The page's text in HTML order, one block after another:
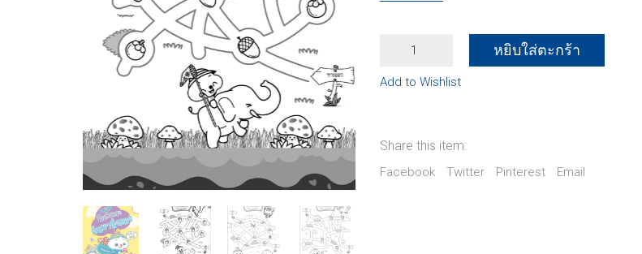
ทักษะ
หยิบใส่ตะกร้า
Add to Wishlist
Share this item:
Facebook Twitter Pinterest Email